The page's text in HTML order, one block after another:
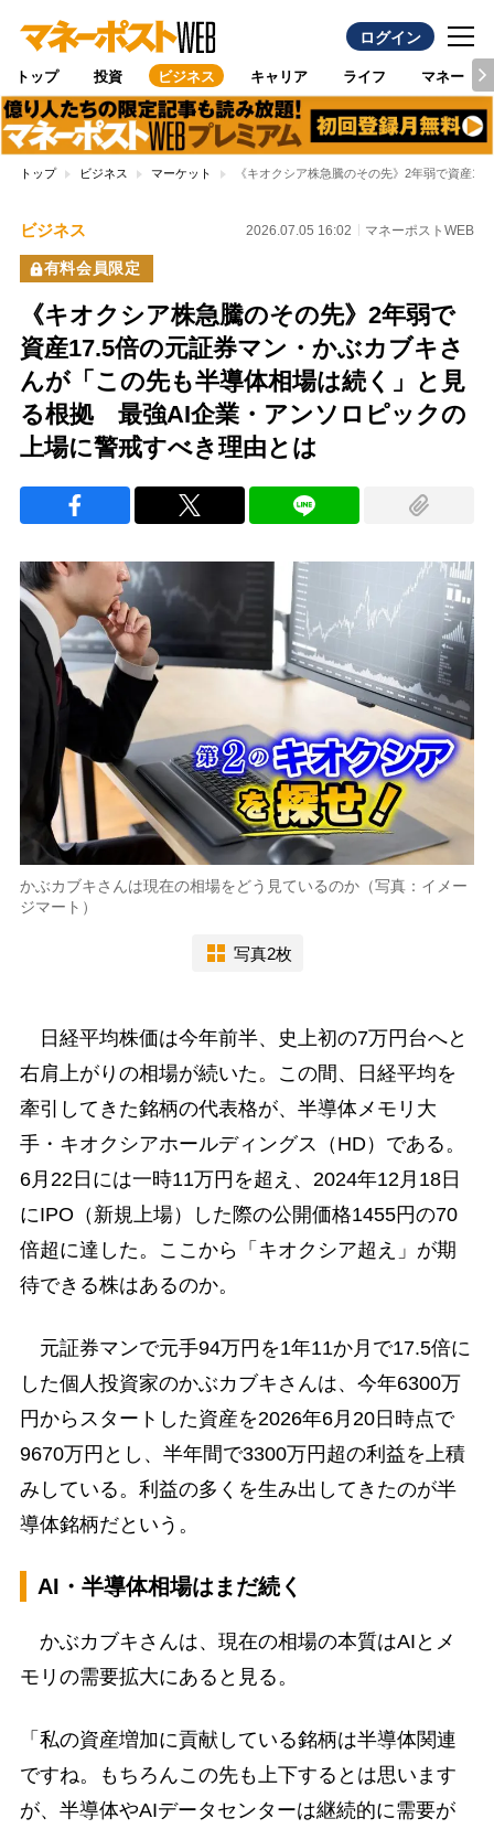
ログイン
トップ 投資 ビジネス キャリア ライフ マネー
トップ ビジネス マーケット 《キオクシア株急騰のその先》2年弱で資産
ビジネス 2026.07.05 16:02 マネーポストWEB
有料会員限定
《キオクシア株急騰のその先》2年弱で
資産17.5倍の元証券マン・かぶカブキさ
んが「この先も半導体相場は続く」と見
る根拠 最強AI企業・アンソロピックの
上場に警戒すべき理由とは
かぶカブキさんは現在の相場をどう見ているのか（写真：イメー
ジマート）
写真2枚
日経平均株価は今年前半、史上初の7万円台へと
右肩上がりの相場が続いた。この間、日経平均を
牽引してきた銘柄の代表格が、半導体メモリ大
手・キオクシアホールディングス（HD）である。
6月22日には一時11万円を超え、2024年12月18日
にIPO（新規上場）した際の公開価格1455円の70
倍超に達した。ここから「キオクシア超え」が期
待できる株はあるのか。
元証券マンで元手94万円を1年11か月で17.5倍に
した個人投資家のかぶカブキさんは、今年6300万
円からスタートした資産を2026年6月20日時点で
9670万円とし、半年間で3300万円超の利益を上積
みしている。利益の多くを生み出してきたのが半
導体銘柄だという。
AI・半導体相場はまだ続く
かぶカブキさんは、現在の相場の本質はAIとメ
モリの需要拡大にあると見る。
「私の資産増加に貢献している銘柄は半導体関連
ですね。もちろんこの先も上下するとは思います
が、半導体やAIデータセンターは継続的に需要が